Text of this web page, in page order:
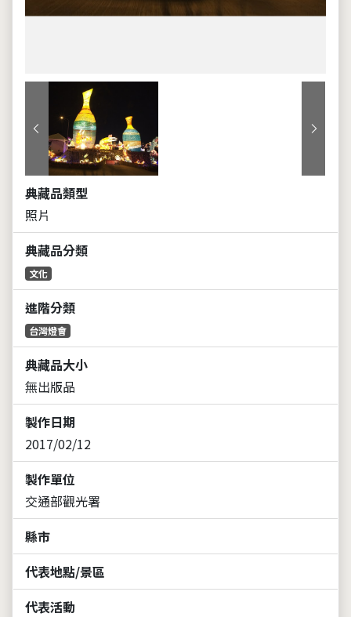
上一張 下一張
典藏品類型
照片
典藏品分類
文化
進階分類
台灣燈會
典藏品大小
無出版品
製作日期
2017/02/12
製作單位
交通部觀光署
縣市
代表地點/景區
代表活動